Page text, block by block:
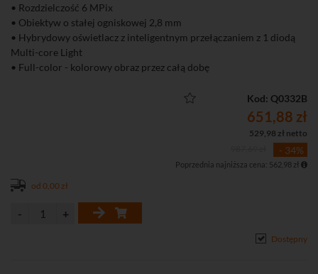
• Rozdzielczość 6 MPix
• Obiektyw o stałej ogniskowej 2,8 mm
• Hybrydowy oświetlacz z inteligentnym przełączaniem z 1 diodą
Multi-core Light
• Full-color - kolorowy obraz przez całą dobę
• Funkcje obrazu: D-WDR, 3D-DNR, BLC, HLC, tryb korytarzowy
Kod: Q0332B
651,88 zł
529,98 zł netto
- 34%
Poprzednia najniższa cena: 562,98 zł
od 0,00 zł
Dostępny